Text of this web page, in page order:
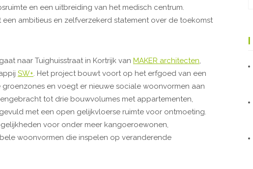
en een uitbreiding van het medisch centrum.
ambitieus en zelfverzekerd statement over de toekomst
naar Tuighuisstraat in Kortrijk van MAKER architecten,
SW+. Het project bouwt voort op het erfgoed van een
en voegt er nieuwe sociale woonvormen aan
tot drie bouwvolumes met appartementen,
met een open gelijkvloerse ruimte voor ontmoeting.
voor onder meer kangoeroewonen,
woonvormen die inspelen op veranderende